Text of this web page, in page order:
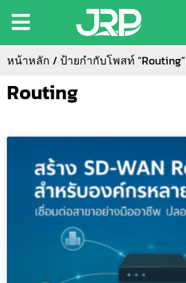
หน้าหลัก / ป้ายกำกับโพสท์ “Routing”
Routing